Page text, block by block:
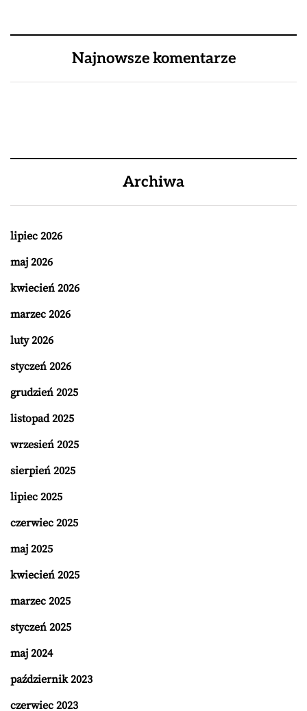
Najnowsze komentarze
Archiwa
lipiec 2026
maj 2026
kwiecień 2026
marzec 2026
luty 2026
styczeń 2026
grudzień 2025
listopad 2025
wrzesień 2025
sierpień 2025
lipiec 2025
czerwiec 2025
maj 2025
kwiecień 2025
marzec 2025
styczeń 2025
maj 2024
październik 2023
czerwiec 2023